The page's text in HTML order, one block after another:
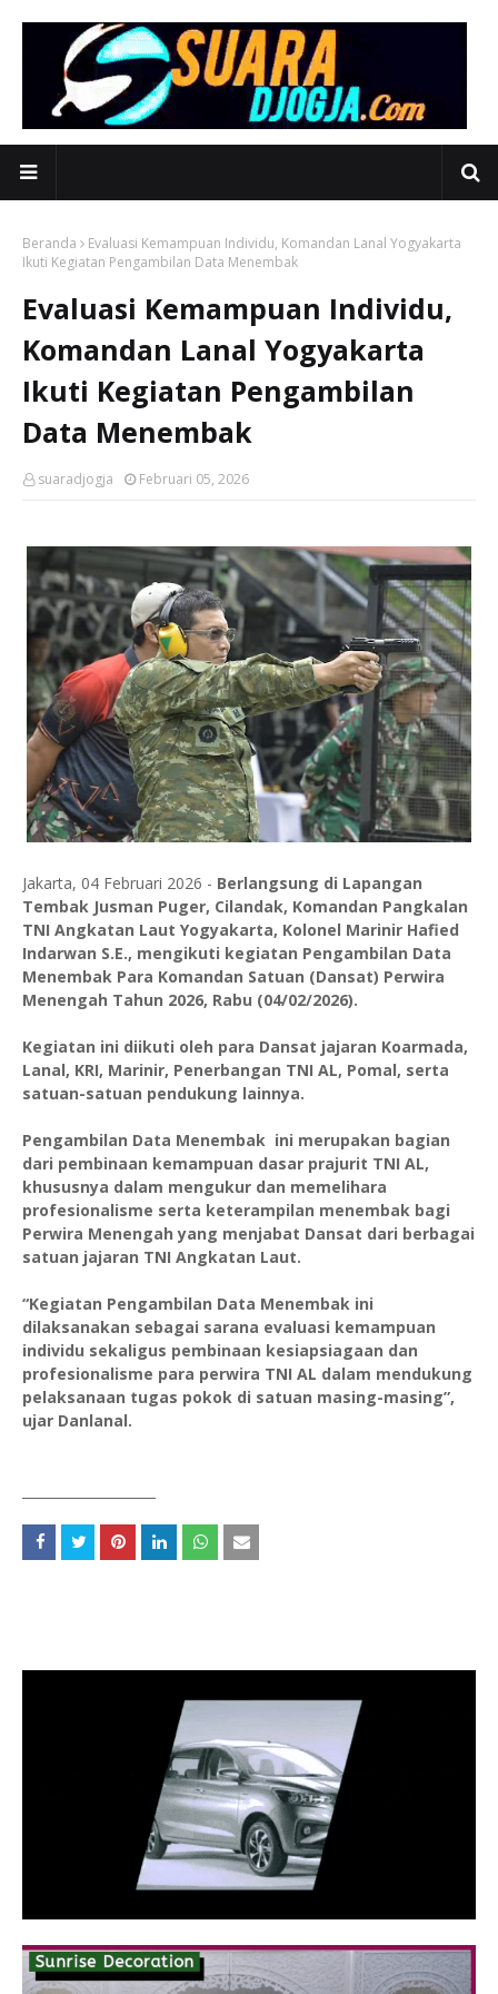
Beranda
Evaluasi Kemampuan Individu, Komandan Lanal Yogyakarta
Ikuti Kegiatan Pengambilan Data Menembak
Evaluasi Kemampuan Individu,
Komandan Lanal Yogyakarta
Ikuti Kegiatan Pengambilan
Data Menembak
suaradjogja Februari 05, 2026
Jakarta, 04 Februari 2026 - Berlangsung di Lapangan
Tembak Jusman Puger, Cilandak, Komandan Pangkalan
TNI Angkatan Laut Yogyakarta, Kolonel Marinir Hafied
Indarwan S.E., mengikuti kegiatan Pengambilan Data
Menembak Para Komandan Satuan (Dansat) Perwira
Menengah Tahun 2026, Rabu (04/02/2026).
Kegiatan ini diikuti oleh para Dansat jajaran Koarmada,
Lanal, KRI, Marinir, Penerbangan TNI AL, Pomal, serta
satuan-satuan pendukung lainnya.
Pengambilan Data Menembak ini merupakan bagian
dari pembinaan kemampuan dasar prajurit TNI AL,
khususnya dalam mengukur dan memelihara
profesionalisme serta keterampilan menembak bagi
Perwira Menengah yang menjabat Dansat dari berbagai
satuan jajaran TNI Angkatan Laut.
“Kegiatan Pengambilan Data Menembak ini
dilaksanakan sebagai sarana evaluasi kemampuan
individu sekaligus pembinaan kesiapsiagaan dan
profesionalisme para perwira TNI AL dalam mendukung
pelaksanaan tugas pokok di satuan masing-masing”,
ujar Danlanal.